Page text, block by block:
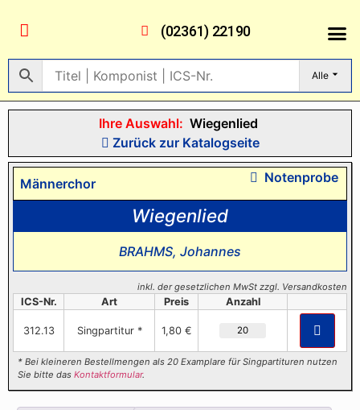
(02361) 22190
Alle
Ihre Auswahl: Wiegenlied
Zurück zur Katalogseite
Männerchor Notenprobe
Wiegenlied
BRAHMS, Johannes
inkl. der gesetzlichen MwSt zzgl. Versandkosten
ICS-Nr. Art Preis Anzahl
312.13 Singpartitur * 1,80 €
* Bei kleineren Bestellmengen als 20 Examplare für Singpartituren nutzen
Sie bitte dasKontaktformular.